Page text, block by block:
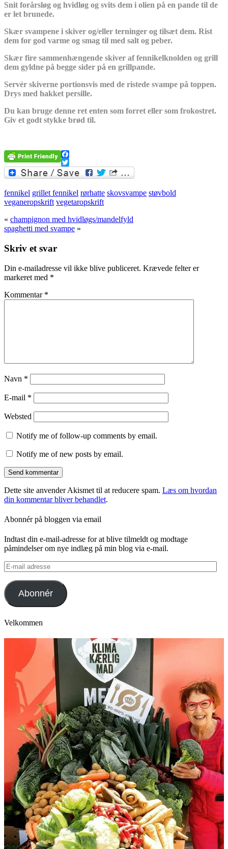
Snit forårsløg og hvidløg og svits dem i olien på en pande til de
er let brunede.
Skær svampene i skiver og/eller terninger og tilsæt dem. Rist
dem for god varme og smag til med salt og peber.
Skær fire sammenhængende skiver af fennikelknolden og grill
dem gyldne på begge sider på en grillpande.
Servér skiverne portionsvis med de ristede svampe på toppen.
Drys med hakket persille.
Du kan bruge denne ret enten som forret eller som frokostret.
Giv et godt stykke brød til.
Facebook
Twitter
fennikel grillet fennikel rørhatte skovsvampe støvbold
veganeropskrift vegetaropskrift
« champignon med hvidløgs/mandelfyld
spaghetti med svampe »
Skriv et svar
Din e-mailadresse vil ikke blive publiceret. Krævede felter er
markeret med *
Kommentar *
Navn *
E-mail *
Websted
Notify me of follow-up comments by email.
Notify me of new posts by email.
Dette site anvender Akismet til at reducere spam. Læs om hvordan
din kommentar bliver behandlet.
Abonnér på bloggen via email
Indtast din e-mail-adresse for at blive tilmeldt og modtage
påmindelser om nye indlæg på min blog via e-mail.
E-
mail
adresse
Abonnér
Velkommen